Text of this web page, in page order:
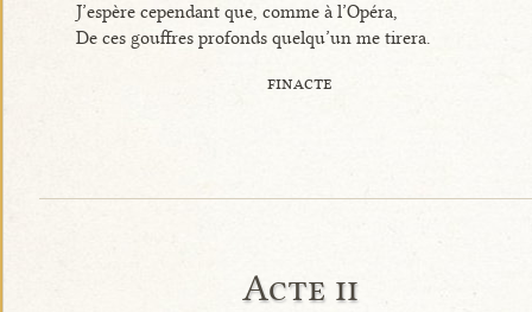
J’espère cependant que, comme à l’Opéra,
De ces gouffres profonds quelqu’un me tirera.
finacte
Acte ii